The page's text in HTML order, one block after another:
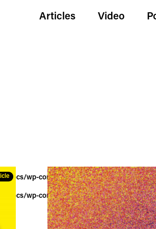
Articles Video
wp-content/themes/hue/tag.phpon
wp-content/themes/hue/tag.phpon